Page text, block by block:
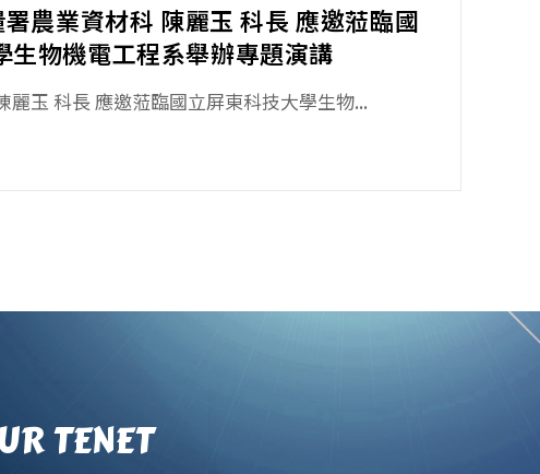
農業資材科 陳麗玉 科長 應邀蒞臨國
生物機電工程系舉辦專題演講
麗玉 科長 應邀蒞臨國立屏東科技大學生物...
TENET